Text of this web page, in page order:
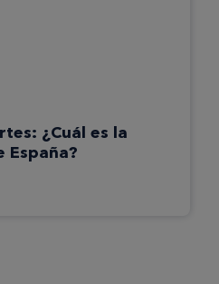
¿Cuál es la
España?